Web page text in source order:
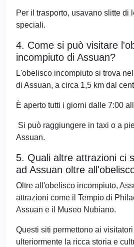
Per il trasporto, usavano slitte di
speciali.
4. Come si può visitare
incompiuto di Assuan?
L'obelisco incompiuto si trova
di Assuan, a circa 1,5 km dal
È aperto tutti i giorni dalle 7:00
Si può raggiungere in taxi o a
Assuan.
5. Quali altre attrazioni ci
ad Assuan oltre
Oltre all'obelisco incompiuto,
attrazioni come il Tempio di
Assuan e il Museo Nubiano.
Questi siti permettono ai
ulteriormente la ricca storia e